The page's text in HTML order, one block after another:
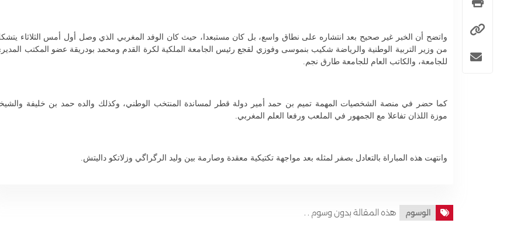
واتضح أن الخبر غير صحيح بعد انتشاره على نطاق واسع، بل كان مستبعدا، حيث كان الوفد المغربي الذي وصل أول أمس الثلاثاء
من وزير التربية الوطنية والرياضة شكيب بنموسى وفوزي لقجع رئيس الجامعة الملكية لكرة القدم ومحمد بودريقة عضو المكتب
للجامعة، والكاتب العام للجامعة طارق نجم.
كما حضر في منصة الشخصيات المهمة تميم بن حمد أمير دولة قطر لمساندة المنتخب الوطني، وكذلك والده حمد بن خليفة
موزة اللذان تفاعلا مع الجمهور في الملعب ورفعا العلم المغربي.
وانتهت هذه المباراة بالتعادل بصفر لمثله بعد مواجهة تكتيكية معقدة وصارمة بين وليد الرگراگي وزلاتكو داليتش.
الوسوم هذه المقالة بدون وسوم . .